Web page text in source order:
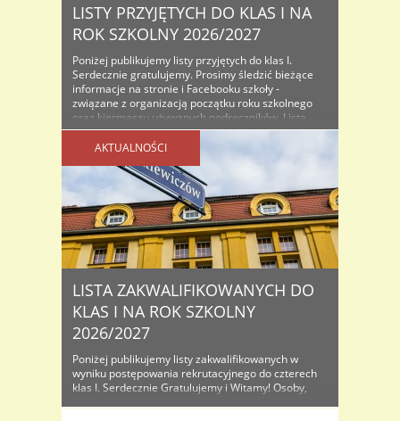
LISTY PRZYJĘTYCH DO KLAS I NA
ROK SZKOLNY 2026/2027
Poniżej publikujemy listy przyjętych do klas I.
Serdecznie gratulujemy. Prosimy śledzić bieżące
informacje na stronie i Facebooku szkoły -
związane z organizacją początku roku szkolnego
oraz kiermaszu używanych podręczników. Lista
osób przyjętych do klas I na rok szkolny...
AKTUALNOŚCI
LISTA ZAKWALIFIKOWANYCH DO
KLAS I NA ROK SZKOLNY
2026/2027
Poniżej publikujemy listy zakwalifikowanych w
wyniku postępowania rekrutacyjnego do czterech
klas I. Serdecznie Gratulujemy i Witamy! Osoby,